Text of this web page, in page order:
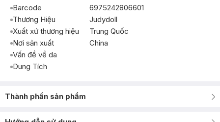
Barcode
6975242806601
Thương Hiệu
Judydoll
Xuất xứ thương hiệu
Trung Quốc
Nơi sản xuất
China
Vấn đề về da
Dung Tích
Thành phần sản phẩm